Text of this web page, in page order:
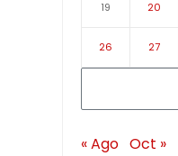
19 20
26 27
« Ago Oct »